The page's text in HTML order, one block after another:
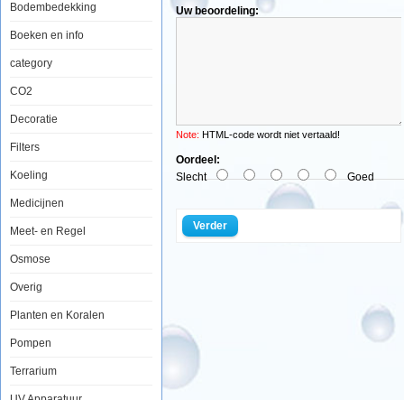
Bodembedekking
Boeken en info
category
CO2
Decoratie
Filters
Koeling
Medicijnen
Meet- en Regel
Osmose
Overig
Planten en Koralen
Pompen
Terrarium
Calibratie
vloeistof
stabiele
voor
het
calibreren
meters
op
kamertemperatuur.
calibratie
Uw beoordeling:
Note: HTML-code wordt niet vertaald!
Oordeel:
Slecht
Goed
Verder